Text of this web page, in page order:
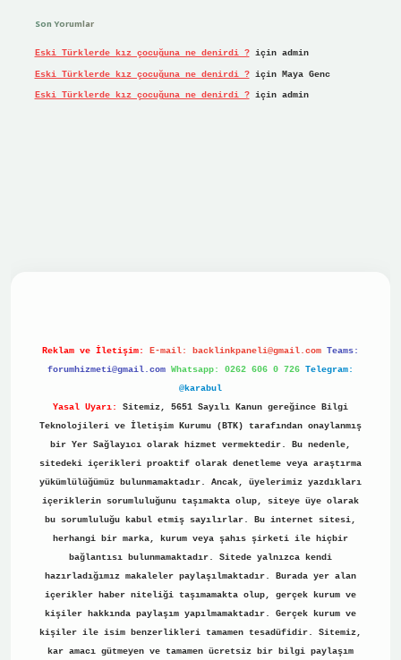
Son Yorumlar
Eski Türklerde kız çocuğuna ne denirdi ?için admin
Eski Türklerde kız çocuğuna ne denirdi ?için Maya Genc
Eski Türklerde kız çocuğuna ne denirdi ?için admin
Reklam ve İletişim: E-mail: backlinkpaneli@gmail.com Teams:
forumhizmeti@gmail.com Whatsapp: 0262 606 0 726 Telegram:
@karabul
Yasal Uyarı:
Sitemiz, 5651 Sayılı Kanun gereğince Bilgi
Teknolojileri ve İletişim Kurumu (BTK) tarafından onaylanmış
bir Yer Sağlayıcı olarak hizmet vermektedir. Bu nedenle,
sitedeki içerikleri proaktif olarak denetleme veya araştırma
yükümlülüğümüz bulunmamaktadır. Ancak, üyelerimiz yazdıkları
içeriklerin sorumluluğunu taşımakta olup, siteye üye olarak
bu sorumluluğu kabul etmiş sayılırlar. Bu internet sitesi,
herhangi bir marka, kurum veya şahıs şirketi ile hiçbir
bağlantısı bulunmamaktadır. Sitede yalnızca kendi
hazırladığımız makaleler paylaşılmaktadır. Burada yer alan
içerikler haber niteliği taşımamakta olup, gerçek kurum ve
kişiler hakkında paylaşım yapılmamaktadır. Gerçek kurum ve
kişiler ile isim benzerlikleri tamamen tesadüfidir. Sitemiz,
kar amacı gütmeyen ve tamamen ücretsiz bir bilgi paylaşım